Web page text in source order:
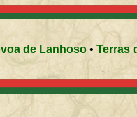
de Lanhoso • Terras de